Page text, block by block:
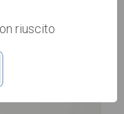
riuscito